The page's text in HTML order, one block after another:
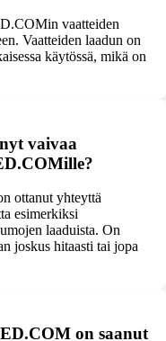
vaatteiden
Vaatteiden laadun on
käytössä, mikä on
vaivaa
ottanut yhteyttä
esimerkiksi
laaduista. On
joskus hitaasti tai jopa
on saanut